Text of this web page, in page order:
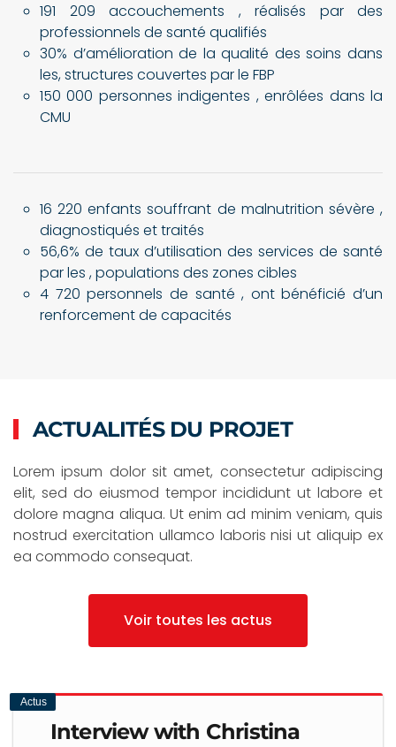
191 209 accouchements , réalisés par des
professionnels de santé qualifiés
30% d’amélioration de la qualité des soins dans
les, structures couvertes par le FBP
150 000 personnes indigentes , enrôlées dans la
CMU
16 220 enfants souffrant de malnutrition sévère ,
diagnostiqués et traités
56,6% de taux d’utilisation des services de santé
par les , populations des zones cibles
4 720 personnels de santé , ont bénéficié d’un
renforcement de capacités
ACTUALITÉS DU PROJET
Lorem ipsum dolor sit amet, consectetur adipiscing
elit, sed do eiusmod tempor incididunt ut labore et
dolore magna aliqua. Ut enim ad minim veniam, quis
nostrud exercitation ullamco laboris nisi ut aliquip ex
ea commodo consequat.
Voir toutes les actus
Actus
Interview with Christina